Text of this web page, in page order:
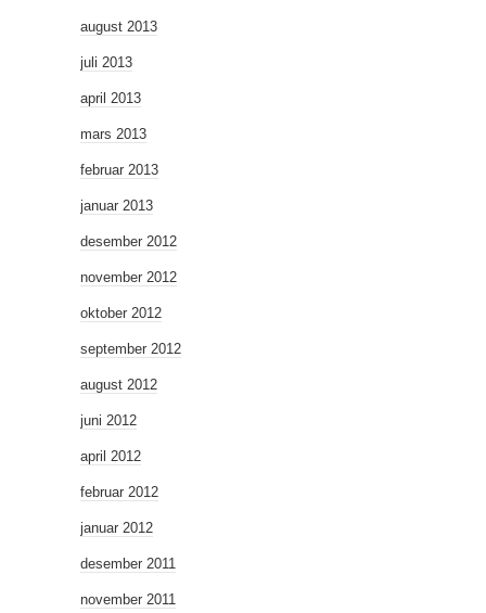
august 2013
juli 2013
april 2013
mars 2013
februar 2013
januar 2013
desember 2012
november 2012
oktober 2012
september 2012
august 2012
juni 2012
april 2012
februar 2012
januar 2012
desember 2011
november 2011